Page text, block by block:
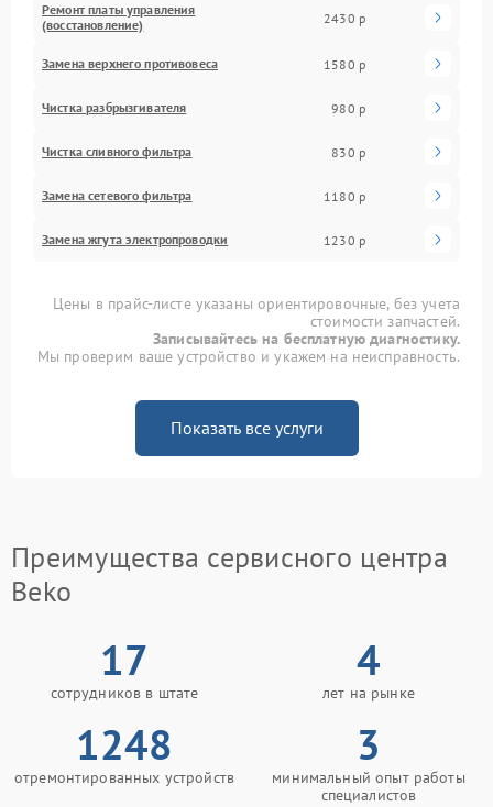
Ремонт платы управления
(восстановление)
2430 р
Замена верхнего противовеса 1580 р
Чистка разбрызгивателя 980 р
Чистка сливного фильтра 830 р
Замена сетевого фильтра 1180 р
Замена жгута электропроводки 1230 р
Цены в прайс-листе указаны ориентировочные, без учета
стоимости запчастей.
Записывайтесь на бесплатную диагностику.
Мы проверим ваше устройство и укажем на неисправность.
Показать все услуги
Преимущества сервисного центра
Beko
17
сотрудников в штате
4
лет на рынке
1248
отремонтированных устройств
3
минимальный опыт работы
специалистов